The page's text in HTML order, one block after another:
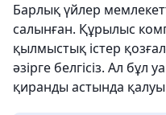
Барлық үйлер
салынған. Құрылыс
қылмыстық істер
әзірге белгісіз. Ал бұл
қиранды астында